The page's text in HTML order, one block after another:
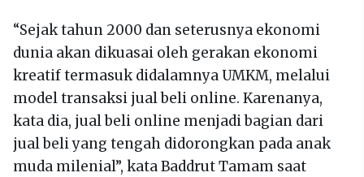
“Sejak tahun 2000 dan seterusnya ekonomi
dunia akan dikuasai oleh gerakan ekonomi
kreatif termasuk didalamnya UMKM, melalui
model transaksi jual beli online. Karenanya,
kata dia, jual beli online menjadi bagian dari
jual beli yang tengah didorongkan pada anak
muda milenial”, kata Baddrut Tamam saat